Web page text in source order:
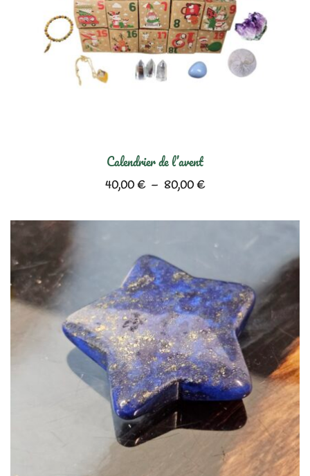
Calendrier de l’avent
40,00€ – 80,00€Plage
prix :
80,00 €